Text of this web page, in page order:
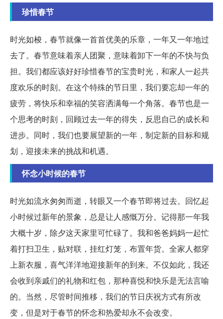
珍惜春节
时光如梭，春节就像一首首优美的乐章，一年又一年地过
去了。春节意味着亲人团聚，意味着卸下一年的不快与负
担。我们都应该好好珍惜春节的宝贵时光，和家人一起共
度欢乐的时刻。在这个特殊的节日里，我们要忘却一年的
疲劳，将快乐和幸福的笑容洒满每一个角落。春节也是一
个思考的时刻，回顾过去一年的得失，反思自己的成长和
进步。同时，我们也要展望新的一年，制定新的目标和规
划，迎接未来的挑战和机遇。
怀念小时候的春节
时光如流水匆匆而逝，转眼又一个春节即将过去。回忆起
小时候过新年的景象，总是让人感慨万分。记得那一年我
大概十岁，除夕这天家里可忙碌了。我和爸爸妈妈一起忙
着打扫卫生，贴对联，挂红灯笼，布置年货。全家人都穿
上新衣服，喜气洋洋地迎接新年的到来。不仅如此，我还
会收到亲戚们的礼物和红包，那种喜悦和快乐是无法言喻
的。当然，尽管时间推移，我们的节日庆祝方式有所改
变，但是对于春节的怀念和热爱却永不会改变。